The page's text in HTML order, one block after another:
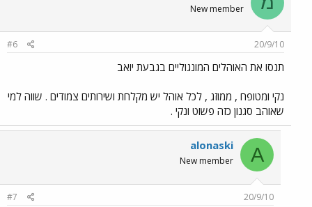
New member
20/9/10
#6
תנסו את האוהלים המונגוליים בגבעת יואב
נקי ומטופח , ממוזג , לכל אוהל יש מקלחת ושירותים צמודים . שווה למי
שאוהב סגנון כזה פשוט ונקי .
A
alonaski
New member
20/9/10
#7